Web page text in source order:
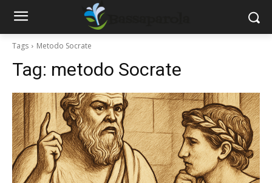
Tags Metodo Socrate
Tag: metodo Socrate